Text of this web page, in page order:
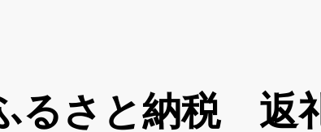
るさと納税 返